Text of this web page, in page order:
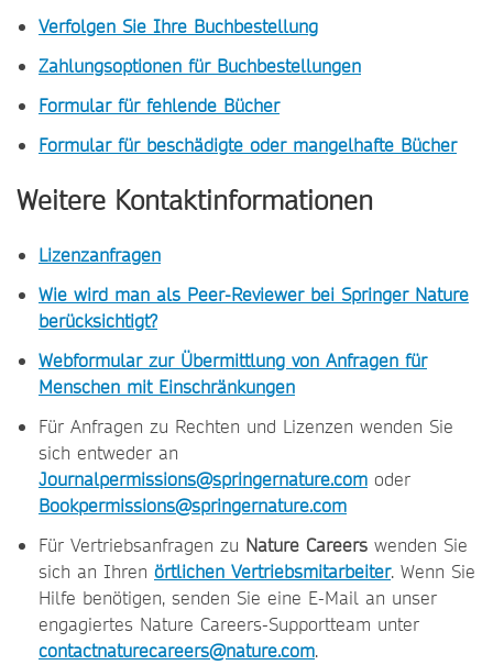
Verfolgen Sie Ihre Buchbestellung
Zahlungsoptionen für Buchbestellungen
Formular für fehlende Bücher
Formular für beschädigte oder mangelhafte Bücher
Weitere Kontaktinformationen
Lizenzanfragen
Wie wird man als Peer-Reviewer bei Springer Nature
berücksichtigt?
Webformular zur Übermittlung von Anfragen für
Menschen mit Einschränkungen
Für Anfragen zu Rechten und Lizenzen wenden Sie
sich entweder an
Journalpermissions@springernature.com oder
Bookpermissions@springernature.com
Für Vertriebsanfragen zu Nature Careers wenden Sie
sich an Ihren örtlichen Vertriebsmitarbeiter. Wenn Sie
Hilfe benötigen, senden Sie eine E-Mail an unser
engagiertes Nature Careers-Supportteam unter
contactnaturecareers@nature.com.